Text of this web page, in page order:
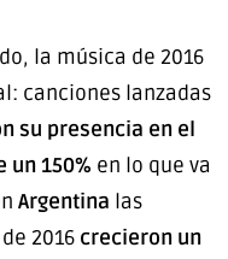
la música de 2016
canciones lanzadas
su presencia en el
un 150% en lo que va
Argentina las
2016 crecieron un